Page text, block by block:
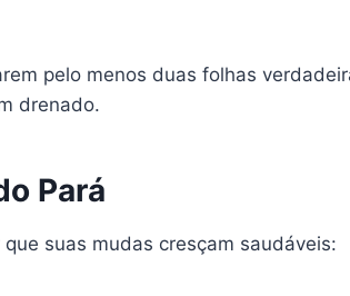
pelo menos duas folhas
drenado.
Pará
suas mudas cresçam saudáveis: